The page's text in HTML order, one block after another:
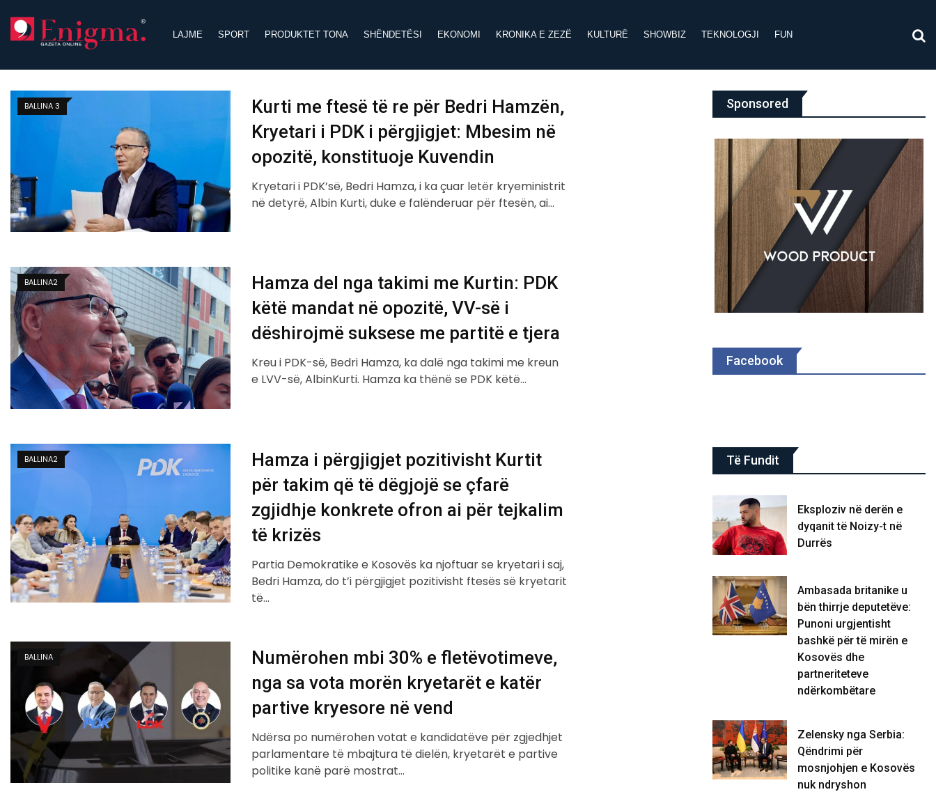
content
LAJME SPORT PRODUKTET TONA SHËNDETËSI EKONOMI KRONIKA E ZEZË KULTURË SHOWBIZ TEKNOLOGJI FUN
BALLINA 3
Kurti me ftesë të re për Bedri Hamzën,
Kryetari i PDK i përgjigjet: Mbesim në
opozitë, konstituoje Kuvendin
Kryetari i PDK’së, Bedri Hamza, i ka çuar letër kryeministrit
në detyrë, Albin Kurti, duke e falënderuar për ftesën, ai…
BALLINA2
Hamza del nga takimi me Kurtin: PDK
këtë mandat në opozitë, VV-së i
dëshirojmë suksese me partitë e tjera
Kreu i PDK-së, Bedri Hamza, ka dalë nga takimi me kreun
e LVV-së, AlbinKurti. Hamza ka thënë se PDK këtë…
BALLINA2
Hamza i përgjigjet pozitivisht Kurtit
për takim që të dëgjojë se çfarë
zgjidhje konkrete ofron ai për tejkalim
të krizës
Partia Demokratike e Kosovës ka njoftuar se kryetari i saj,
Bedri Hamza, do t’i përgjigjet pozitivisht ftesës së kryetarit
të…
BALLINA
Numërohen mbi 30% e fletëvotimeve,
nga sa vota morën kryetarët e katër
partive kryesore në vend
Ndërsa po numërohen votat e kandidatëve për zgjedhjet
parlamentare të mbajtura të dielën, kryetarët e partive
politike kanë parë mostrat…
Sponsored
Facebook
Të Fundit
Eksploziv në derën e
dyqanit të Noizy-t në
Durrës
Ambasada britanike u
bën thirrje deputetëve:
Punoni urgjentisht
bashkë për të mirën e
Kosovës dhe
partneriteteve
ndërkombëtare
Zelensky nga Serbia:
Qëndrimi për
mosnjohjen e Kosovës
nuk ndryshon